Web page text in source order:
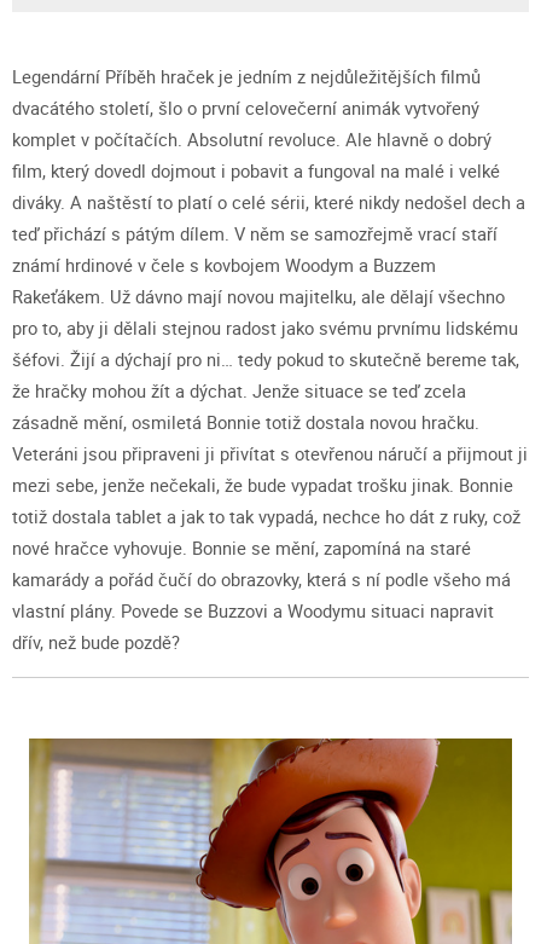
Legendární Příběh hraček je jedním z nejdůležitějších filmů
dvacátého století, šlo o první celovečerní animák vytvořený
komplet v počítačích. Absolutní revoluce. Ale hlavně o dobrý
film, který dovedl dojmout i pobavit a fungoval na malé i velké
diváky. A naštěstí to platí o celé sérii, které nikdy nedošel dech a
teď přichází s pátým dílem. V něm se samozřejmě vrací staří
známí hrdinové v čele s kovbojem Woodym a Buzzem
Rakeťákem. Už dávno mají novou majitelku, ale dělají všechno
pro to, aby ji dělali stejnou radost jako svému prvnímu lidskému
šéfovi. Žijí a dýchají pro ni… tedy pokud to skutečně bereme tak,
že hračky mohou žít a dýchat. Jenže situace se teď zcela
zásadně mění, osmiletá Bonnie totiž dostala novou hračku.
Veteráni jsou připraveni ji přivítat s otevřenou náručí a přijmout ji
mezi sebe, jenže nečekali, že bude vypadat trošku jinak. Bonnie
totiž dostala tablet a jak to tak vypadá, nechce ho dát z ruky, což
nové hračce vyhovuje. Bonnie se mění, zapomíná na staré
kamarády a pořád čučí do obrazovky, která s ní podle všeho má
vlastní plány. Povede se Buzzovi a Woodymu situaci napravit
dřív, než bude pozdě?